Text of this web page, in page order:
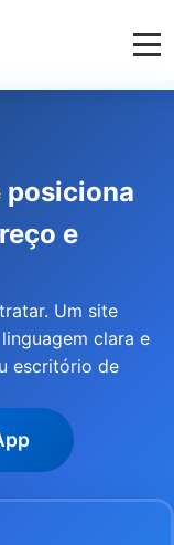
posiciona
e
Um site
clara e
escritório de